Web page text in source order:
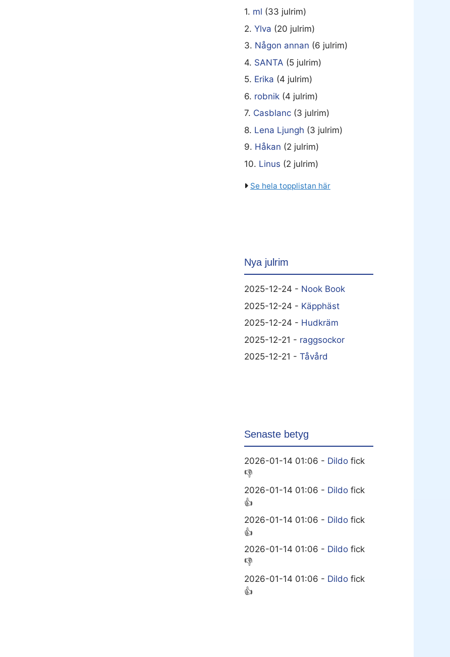
1. ml (33 julrim)
2. Ylva (20 julrim)
3. Någon annan (6 julrim)
4. SANTA (5 julrim)
5. Erika (4 julrim)
6. robnik (4 julrim)
7. Casblanc (3 julrim)
8. Lena Ljungh (3 julrim)
9. Håkan (2 julrim)
10. Linus (2 julrim)
Se hela topplistan här
Nya julrim
2025-12-24 - Nook Book
2025-12-24 - Käpphäst
2025-12-24 - Hudkräm
2025-12-21 - raggsockor
2025-12-21 - Tåvård
Senaste betyg
2026-01-14 01:06 - Dildo fick
👎
2026-01-14 01:06 - Dildo fick
👍
2026-01-14 01:06 - Dildo fick
👍
2026-01-14 01:06 - Dildo fick
👎
2026-01-14 01:06 - Dildo fick
👍